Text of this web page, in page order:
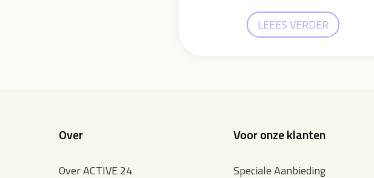
LEEES VERDER
Over
Over ACTIVE 24
Voor onze klanten
Speciale Aanbieding